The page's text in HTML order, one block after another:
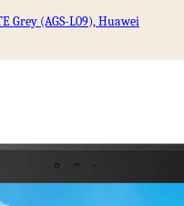
Grey (AGS-L09), Huawei